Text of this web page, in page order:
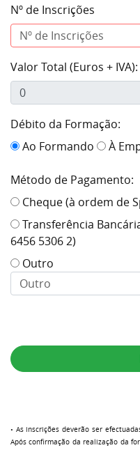
Nº de Inscrições
Valor Total (Euros + IVA):
Débito da Formação:
Ao Formando
À
Método de Pagamento:
Cheque (à ordem de
Transferência
6456 5306 2)
Outro
• As inscrições deverão ser
Após confirmação da realização da